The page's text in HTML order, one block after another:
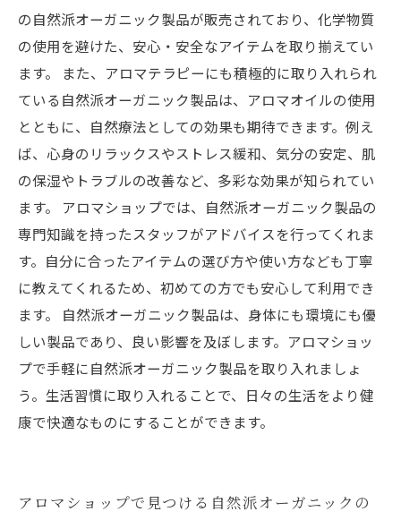
の自然派オーガニック製品が販売されており、化学物質
の使用を避けた、安心・安全なアイテムを取り揃えてい
ます。 また、アロマテラピーにも積極的に取り入れられ
ている自然派オーガニック製品は、アロマオイルの使用
とともに、自然療法としての効果も期待できます。例え
ば、心身のリラックスやストレス緩和、気分の安定、肌
の保湿やトラブルの改善など、多彩な効果が知られてい
ます。 アロマショップでは、自然派オーガニック製品の
専門知識を持ったスタッフがアドバイスを行ってくれま
す。自分に合ったアイテムの選び方や使い方なども丁寧
に教えてくれるため、初めての方でも安心して利用でき
ます。 自然派オーガニック製品は、身体にも環境にも優
しい製品であり、良い影響を及ぼします。アロマショッ
プで手軽に自然派オーガニック製品を取り入れましょ
う。生活習慣に取り入れることで、日々の生活をより健
康で快適なものにすることができます。
アロマショップで見つける自然派オーガニックの